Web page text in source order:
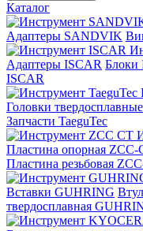
Каталог
Адаптеры SANDVIK
Адаптеры ISCAR Блоки
ISCAR
Головки
Запчасти TaeguTec
Пластина опорная ZCC-
Пластина резьбовая
Вставки GUHRING
твердосплавная